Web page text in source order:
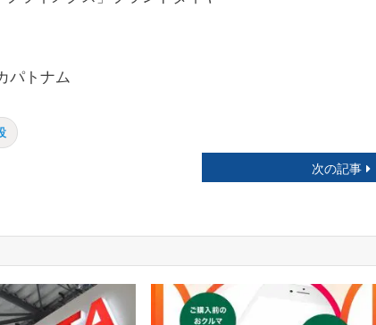
パトナム
次の記事